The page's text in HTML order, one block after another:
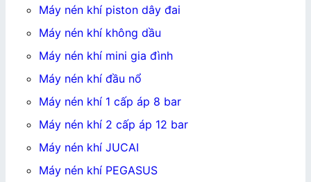
Máy nén khí piston dây đai
Máy nén khí không dầu
Máy nén khí mini gia đình
Máy nén khí đầu nổ
Máy nén khí 1 cấp áp 8 bar
Máy nén khí 2 cấp áp 12 bar
Máy nén khí JUCAI
Máy nén khí PEGASUS